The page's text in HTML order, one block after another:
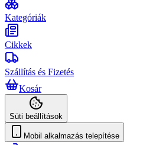
Kategóriák
Cikkek
Szállítás és Fizetés
Kosár
Süti beállítások
Mobil alkalmazás telepítése